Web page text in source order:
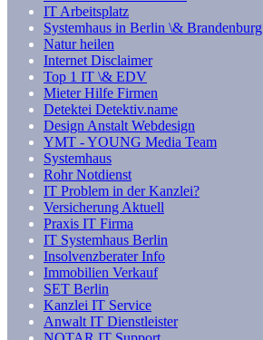
IT Arbeitsplatz
Systemhaus in Berlin \& Brandenburg
Natur heilen
Internet Disclaimer
Top 1 IT \& EDV
Mieter Hilfe Firmen
Detektei Detektiv.name
Design Anstalt Webdesign
YMT - YOUNG Media Team
Systemhaus
Rohr Notdienst
IT Problem in der Kanzlei?
Versicherung Aktuell
Praxis IT Firma
IT Systemhaus Berlin
Insolvenzberater Info
Immobilien Verkauf
SET Berlin
Kanzlei IT Service
Anwalt IT Dienstleister